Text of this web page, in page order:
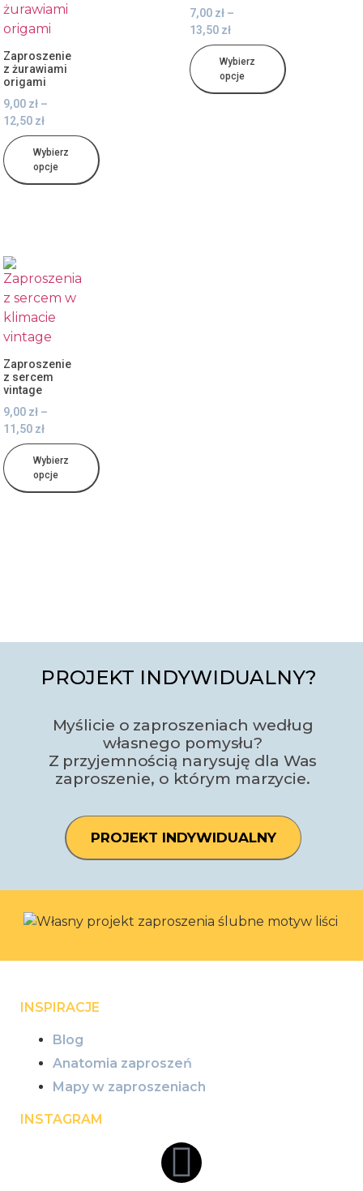
Zaproszenie
z żurawiami
origami
9,00 zł –
12,50 zł
Wybierz
opcje
7,00 zł –
13,50 zł
Wybierz
opcje
Zaproszenie
z sercem
vintage
9,00 zł –
11,50 zł
Wybierz
opcje
PROJEKT INDYWIDUALNY?
Myślicie o zaproszeniach według
własnego pomysłu?
Z przyjemnością narysuję dla Was
zaproszenie, o którym marzycie.
PROJEKT INDYWIDUALNY
INSPIRACJE
Blog
Anatomia zaproszeń
Mapy w zaproszeniach
INSTAGRAM